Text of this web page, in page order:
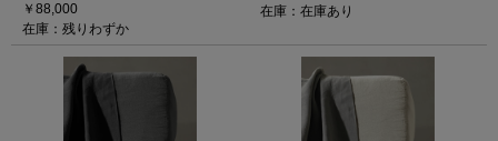
￥88,000
在庫：残りわずか
在庫：在庫あり